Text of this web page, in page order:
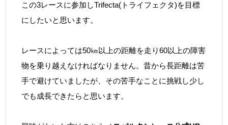
この3レースに参加しTrifecta(トライフェクタ)を目標
にしたいと思います。
レースによっては50㎞以上の距離を走り60以上の障害
物を乗り越えなければなりません。昔から長距離は苦
手で避けていましたが、その苦手なことに挑戦し少し
でも成長できたらと思います。